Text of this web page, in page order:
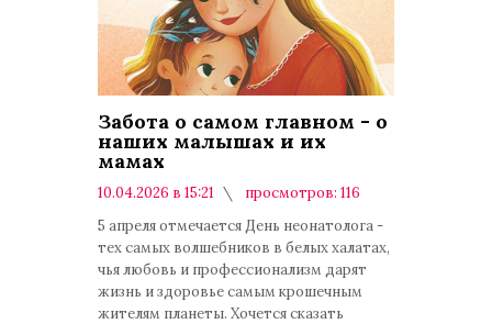
Забота о самом главном - о
наших малышах и их
мамах
10.04.2026 в 15:21
просмотров: 116
5 апреля отмечается День неонатолога -
тех самых волшебников в белых халатах,
чья любовь и профессионализм дарят
жизнь и здоровье самым крошечным
жителям планеты. Хочется сказать